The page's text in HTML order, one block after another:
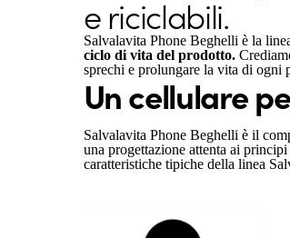
e riciclabili.
Salvalavita Phone Beghelli è la
ciclo di vita del prodotto.
sprechi e prolungare la vita di ogni
Un cellulare
Salvalavita Phone Beghelli è il
una progettazione attenta ai
caratteristiche tipiche della linea